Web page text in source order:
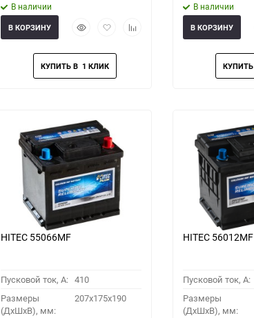
В наличии
БыстрыйДобавить
избранное
Добавить
В КОРЗИНУ
В наличии
В КОРЗИНУ
HITEC 55066MF
Пусковой ток, A: 410
Размеры
(ДхШхВ), мм:
207x175x190
HITEC 56012MF
Пусковой ток, A:
Размеры
(ДхШхВ), мм: